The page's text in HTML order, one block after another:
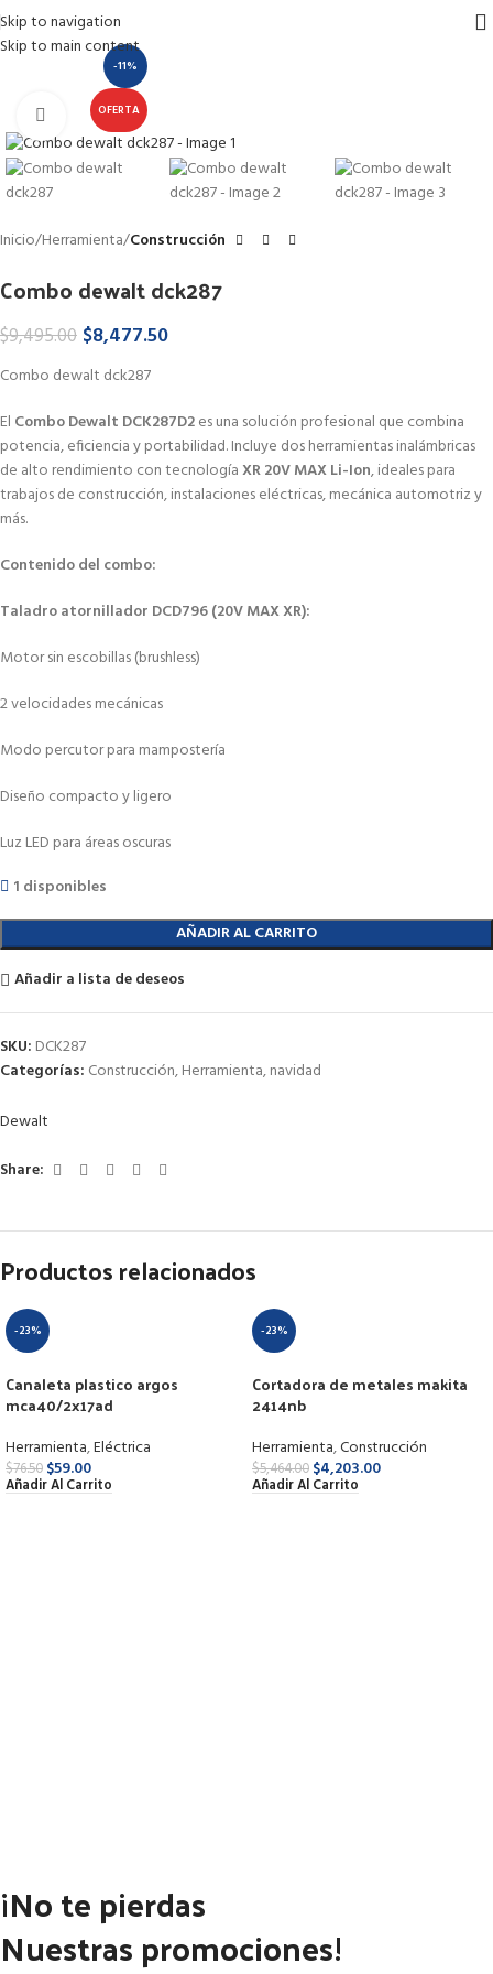
Skip to navigation
Skip to main content
-11%
OFERTA
Haga Click para agrandar
Inicio Herramienta Construcción
Combo dewalt dck287
$9,495.00 $8,477.50
Combo dewalt dck287
El Combo Dewalt DCK287D2es una solución profesional que combina
potencia, eficiencia y portabilidad. Incluye dos herramientas inalámbricas
de alto rendimiento con tecnologíaXR 20V MAX Li-Ion, ideales para
trabajos de construcción, instalaciones eléctricas, mecánica automotriz y
más.
Contenido del combo:
Taladro atornillador DCD796 (20V MAX XR):
Motor sin escobillas (brushless)
2 velocidades mecánicas
Modo percutor para mampostería
Diseño compacto y ligero
Luz LED para áreas oscuras
1 disponibles
AÑADIR AL CARRITO
Añadir a lista de deseos
SKU: DCK287
Categorías: Construcción,Herramienta,navidad
Dewalt
Share:
Productos relacionados
-23%
Canaleta plastico argos
mca40/2x17ad
Herramienta,Eléctrica
$76.50 $59.00
Añadir Al Carrito
-23%
Cortadora de metales makita
2414nb
Herramienta,Construcción
$5,464.00 $4,203.00
Añadir Al Carrito
¡No te pierdas
Nuestras promociones!